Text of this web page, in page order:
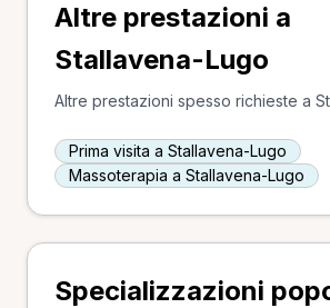
Altre prestazioni a
Stallavena-Lugo
Altre prestazioni spesso richieste a
Prima visita a Stallavena-Lugo
Massoterapia a Stallavena-Lugo
Specializzazioni